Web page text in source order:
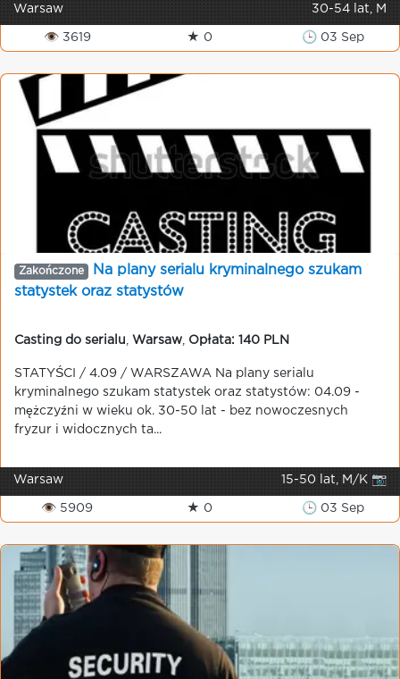
Warsaw 30-54 lat, M
👁 3619 ★ 0 🕒 03 Sep
Zakończone
Na plany serialu kryminalnego szukam
statystek oraz statystów
Casting do serialu Warsaw Opłata: 140 PLN
STATYŚCI / 4.09 / WARSZAWA Na plany serialu
kryminalnego szukam statystek oraz statystów: 04.09 -
mężczyźni w wieku ok. 30-50 lat - bez nowoczesnych
fryzur i widocznych ta...
Warsaw 15-50 lat, M/K 📷
👁 5909 ★ 0 🕒 03 Sep